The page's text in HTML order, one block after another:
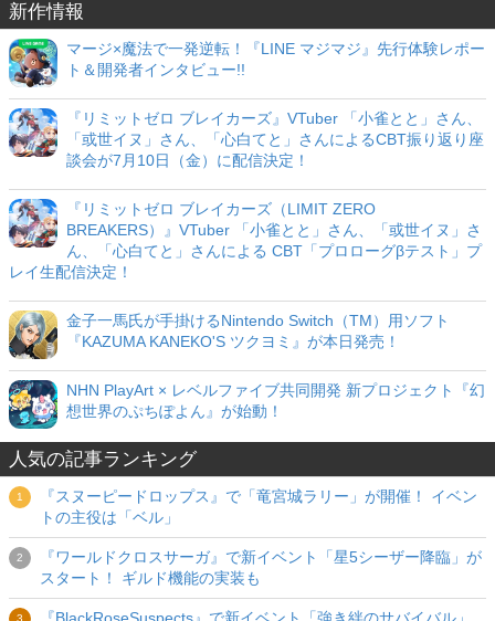
新作情報
マージ×魔法で一発逆転！『LINE マジマジ』先行体験レポー
ト＆開発者インタビュー!!
『リミットゼロ ブレイカーズ』VTuber 「小雀とと」さん、
「或世イヌ」さん、「心白てと」さんによるCBT振り返り座
談会が7月10日（金）に配信決定！
『リミットゼロ ブレイカーズ（LIMIT ZERO
BREAKERS）』VTuber 「小雀とと」さん、「或世イヌ」さ
ん、「心白てと」さんによる CBT「プロローグβテスト」プ
レイ生配信決定！
金子一馬氏が手掛けるNintendo Switch（TM）用ソフト
『KAZUMA KANEKO'S ツクヨミ』が本日発売！
NHN PlayArt × レベルファイブ共同開発 新プロジェクト『幻
想世界のぷちぽよん』が始動！
人気の記事ランキング
『スヌーピードロップス』で「竜宮城ラリー」が開催！ イベン
トの主役は「ベル」
『ワールドクロスサーガ』で新イベント「星5シーザー降臨」が
スタート！ ギルド機能の実装も